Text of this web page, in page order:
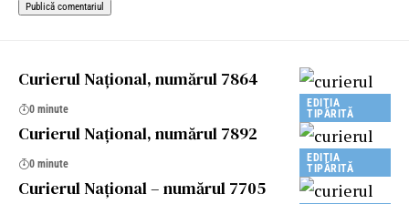
EDIȚIA
TIPĂRITĂ
Curierul Național, numărul 7864
0 minute
EDIȚIA
TIPĂRITĂ
Curierul Național, numărul 7892
0 minute
Curierul Național – numărul 7705